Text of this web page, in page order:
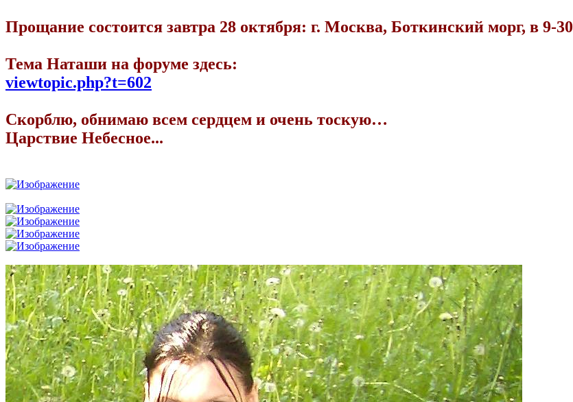
Прощание состоится завтра 28 октября: г. Москва, Боткинский морг, в 9-30
Тема Наташи на форуме здесь:
viewtopic.php?t=602
Скорблю, обнимаю всем сердцем и очень тоскую…
Царствие Небесное...